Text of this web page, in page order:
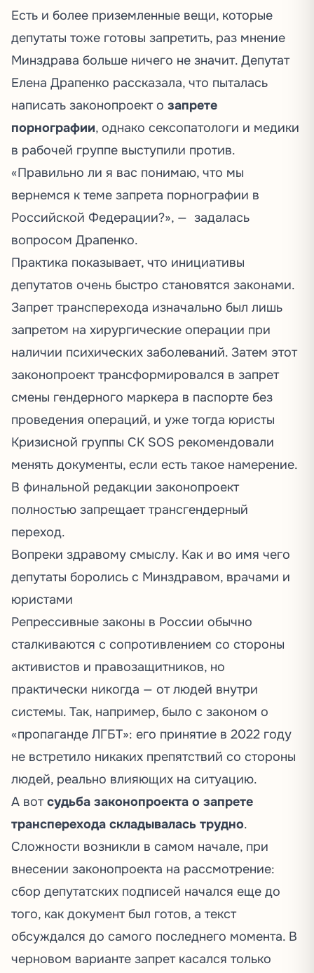
Есть и более приземленные вещи, которые
депутаты тоже готовы запретить, раз мнение
Минздрава больше ничего не значит. Депутат
Елена Драпенко рассказала, что пыталась
написать законопроект о запрете
порнографии, однако сексопатологи и медики
в рабочей группе выступили против.
«Правильно ли я вас понимаю, что мы
вернемся к теме запрета порнографии в
Российской Федерации?», — задалась
вопросом Драпенко.
Практика показывает, что инициативы
депутатов очень быстро становятся законами.
Запрет трансперехода изначально был лишь
запретом на хирургические операции при
наличии психических заболеваний. Затем этот
законопроект трансформировался в запрет
смены гендерного маркера в паспорте без
проведения операций, и уже тогда юристы
Кризисной группы СК SOS рекомендовали
менять документы, если есть такое намерение.
В финальной редакции законопроект
полностью запрещает трансгендерный
переход.
Вопреки здравому смыслу. Как и во имя чего
депутаты боролись с Минздравом, врачами и
юристами
Репрессивные законы в России обычно
сталкиваются с сопротивлением со стороны
активистов и правозащитников, но
практически никогда — от людей внутри
системы. Так, например, было с законом о
«пропаганде ЛГБТ»: его принятие в 2022 году
не встретило никаких препятствий со стороны
людей, реально влияющих на ситуацию.
А вотсудьба законопроекта о запрете
трансперехода складывалась трудно.
Сложности возникли в самом начале, при
внесении законопроекта на рассмотрение:
сбор депутатских подписей начался еще до
того, как документ был готов, а текст
обсуждался до самого последнего момента. В
черновом варианте запрет касался только